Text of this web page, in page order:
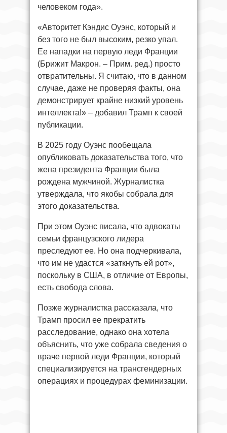
человеком года».
«Авторитет Кэндис Оуэнс, который и
без того не был высоким, резко упал.
Ее нападки на первую леди Франции
(Брижит Макрон. – Прим. ред.) просто
отвратительны. Я считаю, что в данном
случае, даже не проверяя факты, она
демонстрирует крайне низкий уровень
интеллекта!» – добавил Трамп к своей
публикации.
В 2025 году Оуэнс пообещала
опубликовать доказательства того, что
жена президента Франции была
рождена мужчиной. Журналистка
утверждала, что якобы собрала для
этого доказательства.
При этом Оуэнс писала, что адвокаты
семьи французского лидера
преследуют ее. Но она подчеркивала,
что им не удастся «заткнуть ей рот»,
поскольку в США, в отличие от Европы,
есть свобода слова.
Позже журналистка рассказала, что
Трамп просил ее прекратить
расследование, однако она хотела
объяснить, что уже собрала сведения о
враче первой леди Франции, который
специализируется на трансгендерных
операциях и процедурах феминизации.